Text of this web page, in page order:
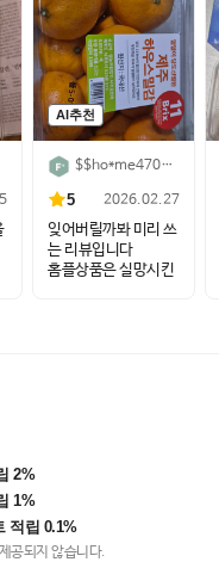
AI추천
$$ho*me470****
5 2026.02.27
잊어버릴까봐 미리 쓰
는 리뷰입니다
홈플상품은 실망시킨
2%
1%
적립 0.1%
공되지 않습니다.